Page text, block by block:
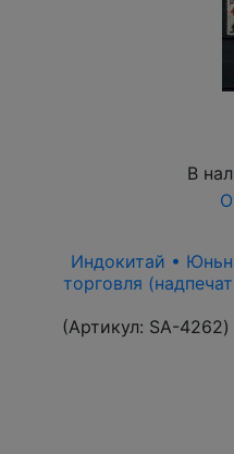
В
Индокитай •
торговля
(Артикул: SA-4262)